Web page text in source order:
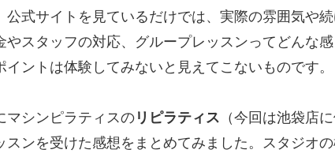
公式サイトを見ているだけでは、実際の雰囲気や
やスタッフの対応、グループレッスンってどんな
ントは体験してみないと見えてこないものです。
マシンピラティスの リピラティス （今回は池袋店
スンを受けた感想をまとめてみました。スタジオ